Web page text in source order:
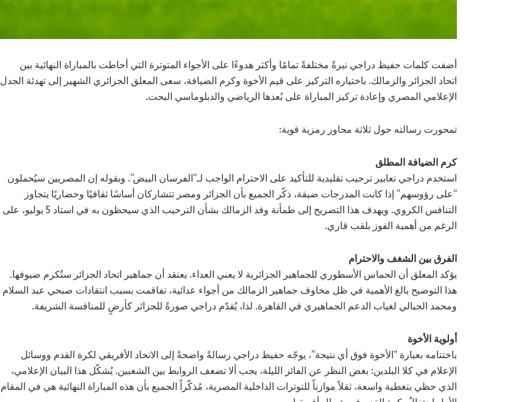
أضفت كلمات حفيظ دراجي نبرةً مختلفةً تمامًا وأكثر هدوءًا على الأجواء المتوترة التي أحاطت بالمباراة النهائية بين
اتحاد الجزائر والزمالك. باختياره التركيز على قيم الأخوة وكرم الضيافة، سعى المعلق الجزائري الشهير إلى تهدئة الجدل
الإعلامي المصري وإعادة تركيز المباراة على بُعدها الرياضي والدبلوماسي البحت.
تمحورت رسالته حول ثلاثة محاور رمزية قوية:
كرم الضيافة المطلق
استخدم دراجي تعابير ترحيب تقليدية للتأكيد على الاحترام الواجب لـ”الفرسان البيض”. وبقوله إن المصريين سيُحملون
“على رؤوسهم” إذا كانت المدرجات ضيقة، ذكّر الجميع بأن الجزائر ومصر تتشاركان أساسًا ثقافيًا وحضاريًا يتجاوز
التنافس الكروي. ويهدف هذا التصريح إلى طمأنة وفد الزمالك بشأن الترحيب الذي سيحظون به في استاد 5 يوليو، على
الرغم من أهمية الفوز بلقب قاري.
الفرق بين الشغف والاحترام
يؤكد المعلق أن الحماس الأسطوري للجماهير الجزائرية لا يعني العداء. يعتقد أن جماهير اتحاد الجزائر ستُكرم ضيوفها.
هذا التوضيح بالغ الأهمية في ظل مخاوف جماهير الزمالك من أجواء عدائية، تفاقمت بسبب انتقادات صبحي عبد السلام
ومحمد الجبالي لغياب الدعم الجماهيري في القاهرة. لذا، يُقدّم دراجي صورةً للجزائر كأرضٍ للمنافسة الشريفة.
أولوية الأخوة
باختتامه بعبارة “الأخوة فوق أي نتيجة”، يوجّه حفيظ دراجي رسالةً واضحةً إلى الاتحاد الأفريقي لكرة القدم ووسائل
الإعلام في كلا البلدين: بغض النظر عن الفائز الليلة، يجب ألا تضعف الروابط بين الشعبين. يُشكّل هذا البيان الإعلامي،
الذي حظي بتغطية واسعة، ثقلاً موازناً للتوترات الداخلية المصرية، مُذكّراً الجميع بأن هذه المباراة النهائية هي في المقام